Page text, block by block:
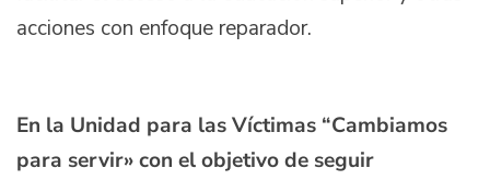
acciones con enfoque reparador.
En la Unidad para las Víctimas “Cambiamos
para servir» con el objetivo de seguir